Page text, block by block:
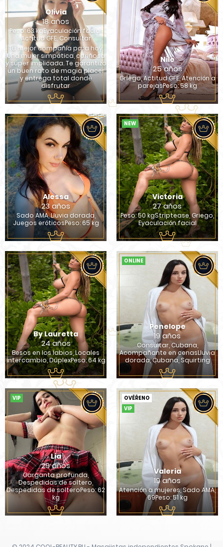
Olivia
18 años
Peso: 63 kgEyaculación facial,
Actitud GFE, Consultar
Tu mejor compañía para hoy.
Una mujer simpática, cariñosa
y súper implicada. Te garantizo
un buen rato de magia placer
y entrega total donde
disfrutar
Nile
25 años
Griego, Actitud GFE, Atención a
parejasPeso: 58 kg
Alessa
23 años
Sado AMA, Lluvia dorada,
Juegos eróticosPeso: 65 kg
NEW
Victoria
27 años
Peso: 50 kgStriptease, Griego,
Eyaculación facial
By Lauretta
24 años
Besos en los labios, Locales
intercambio, DúplexPeso: 64 kg
ONLINE
Penelope
19 años
Consultar, Cubana,
Acompañante en cenasLluvia
dorada, Cubana, Squirting
VIP
Lia
29 años
Garganta profunda,
Despedidas de soltero,
Despedidas de solteroPeso: 62
kg
VIP
OVĚŘENO
Valeria
19 años
Atención a mujeres, Sado AMA,
69Peso: 51 kg